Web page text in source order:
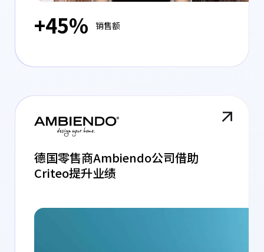
+45% 销售额
德国零售商Ambiendo公司借助
Criteo提升业绩